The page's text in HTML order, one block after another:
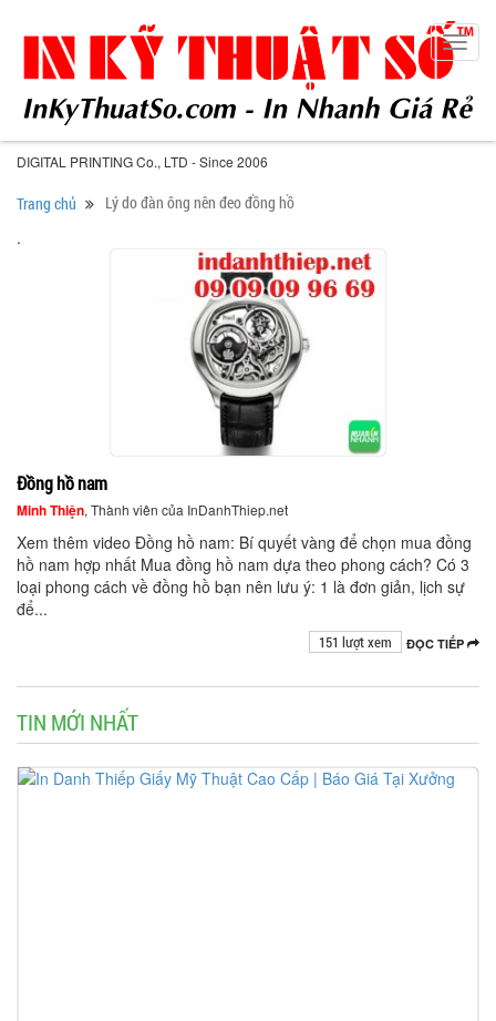
DIGITAL PRINTING Co., LTD - Since 2006
Trang chủ Lý do đàn ông nên đeo đồng hồ
.
Đồng hồ nam
Minh Thiện, Thành viên của InDanhThiep.net
Xem thêm video Đồng hồ nam: Bí quyết vàng để chọn mua đồng
hồ nam hợp nhất Mua đồng hồ nam dựa theo phong cách? Có 3
loại phong cách về đồng hồ bạn nên lưu ý: 1 là đơn giản, lịch sự
để...
ĐỌC TIẾP
151 lượt xem
TIN MỚI NHẤT